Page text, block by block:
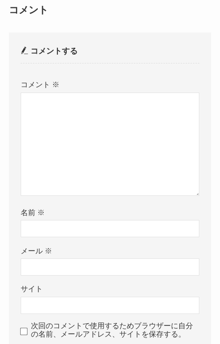
コメント
コメントする
コメント ※
名前 ※
メール ※
サイト
次回のコメントで使用するためブラウザーに自分
の名前、メールアドレス、サイトを保存する。